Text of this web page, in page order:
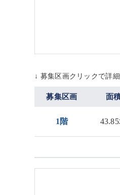
↓ 募集区画クリックで詳
募集区画 面
1階